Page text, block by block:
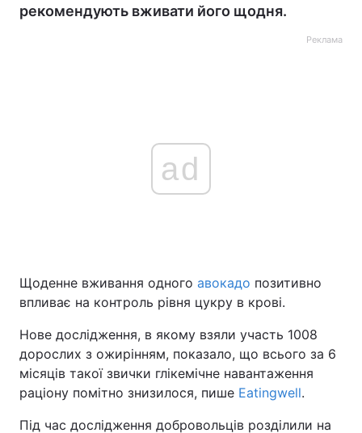
рекомендують вживати його щодня.
Реклама
ad
Щоденне вживання одного авокадо позитивно
впливає на контроль рівня цукру в крові.
Нове дослідження, в якому взяли участь 1008
дорослих з ожирінням, показало, що всього за 6
місяців такої звички глікемічне навантаження
раціону помітно знизилося, пише Eatingwell.
Під час дослідження добровольців розділили на